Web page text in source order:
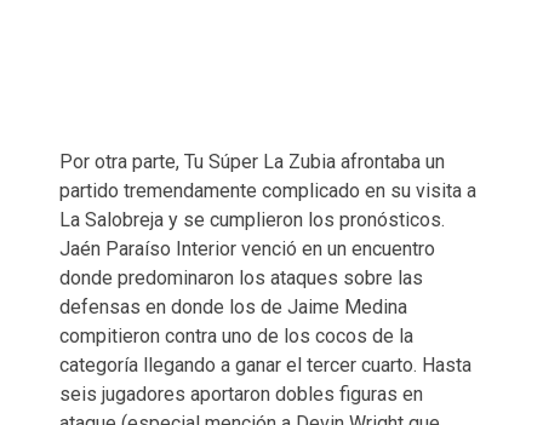
Por otra parte, Tu Súper La Zubia afrontaba un
partido tremendamente complicado en su visita a
La Salobreja y se cumplieron los pronósticos.
Jaén Paraíso Interior venció en un encuentro
donde predominaron los ataques sobre las
defensas en donde los de Jaime Medina
compitieron contra uno de los cocos de la
categoría llegando a ganar el tercer cuarto. Hasta
seis jugadores aportaron dobles figuras en